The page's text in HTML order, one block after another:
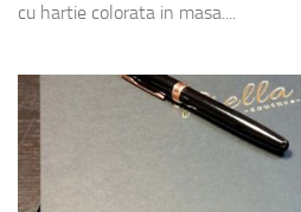
cu hartie colorata in masa....